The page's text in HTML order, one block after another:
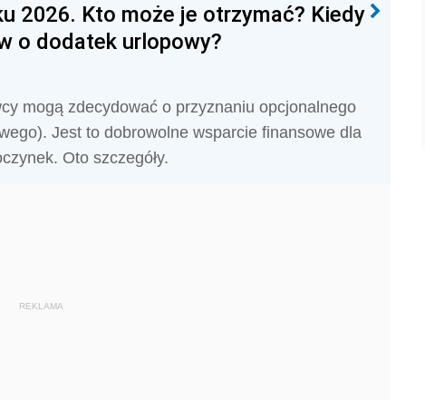
2026. Kto może je otrzymać? Kiedy
o dodatek urlopowy?
mogą zdecydować o przyznaniu opcjonalnego
Jest to dobrowolne wsparcie finansowe dla
Oto szczegóły.
REKLAMA